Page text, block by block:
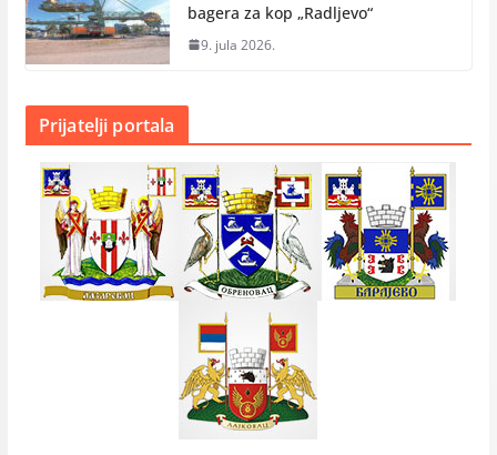
bagera za kop „Radlјevo“
9. jula 2026.
Prijatelji portala